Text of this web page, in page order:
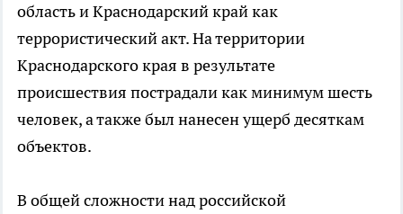
область и Краснодарский край как
террористический акт. На территории
Краснодарского края в результате
происшествия пострадали как минимум шесть
человек, а также был нанесен ущерб десяткам
объектов.
В общей сложности над российской